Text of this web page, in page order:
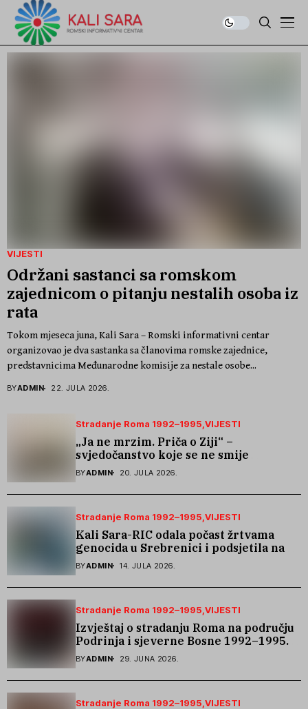
VIJESTI
Održani sastanci sa romskom
zajednicom o pitanju nestalih osoba iz
rata
Tokom mjeseca juna, Kali Sara – Romski informativni centar
organizovao je dva sastanka sa članovima romske zajednice,
predstavnicima Međunarodne komisije za nestale osobe...
BYADMIN 22. JULA 2026.
Stradanje Roma 1992–1995 VIJESTI
„Ja ne mrzim. Priča o Ziji“ –
svjedočanstvo koje se ne smije
zaboraviti
BYADMIN 20. JULA 2026.
Stradanje Roma 1992–1995 VIJESTI
Kali Sara-RIC odala počast žrtvama
genocida u Srebrenici i podsjetila na
stradanje Roma iz Skočića
BYADMIN 14. JULA 2026.
Stradanje Roma 1992–1995 VIJESTI
Izvještaj o stradanju Roma na području
Podrinja i sjeverne Bosne 1992–1995.
godine
BYADMIN 29. JUNA 2026.
Stradanje Roma 1992–1995 VIJESTI